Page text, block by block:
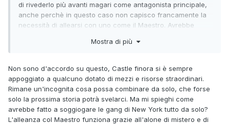
di rivederlo più avanti magari come antagonista principale,
anche perchè in questo caso non capisco francamente la
necessità di allearsi con uno come il Maestro. Avrebbe
soggiogare le gang di NY perchè altri obbiettivi francamente
Mostra di più
Non sono d'accordo su questo, Castle finora si è sempre
appoggiato a qualcuno dotato di mezzi e risorse straordinari.
Rimane un'incognita cosa possa combinare da solo, che forse
solo la prossima storia potrà svelarci. Ma mi spieghi come
avrebbe fatto a soggiogare le gang di New York tutto da solo?
L'alleanza col Maestro funziona grazie all'alone di mistero e di